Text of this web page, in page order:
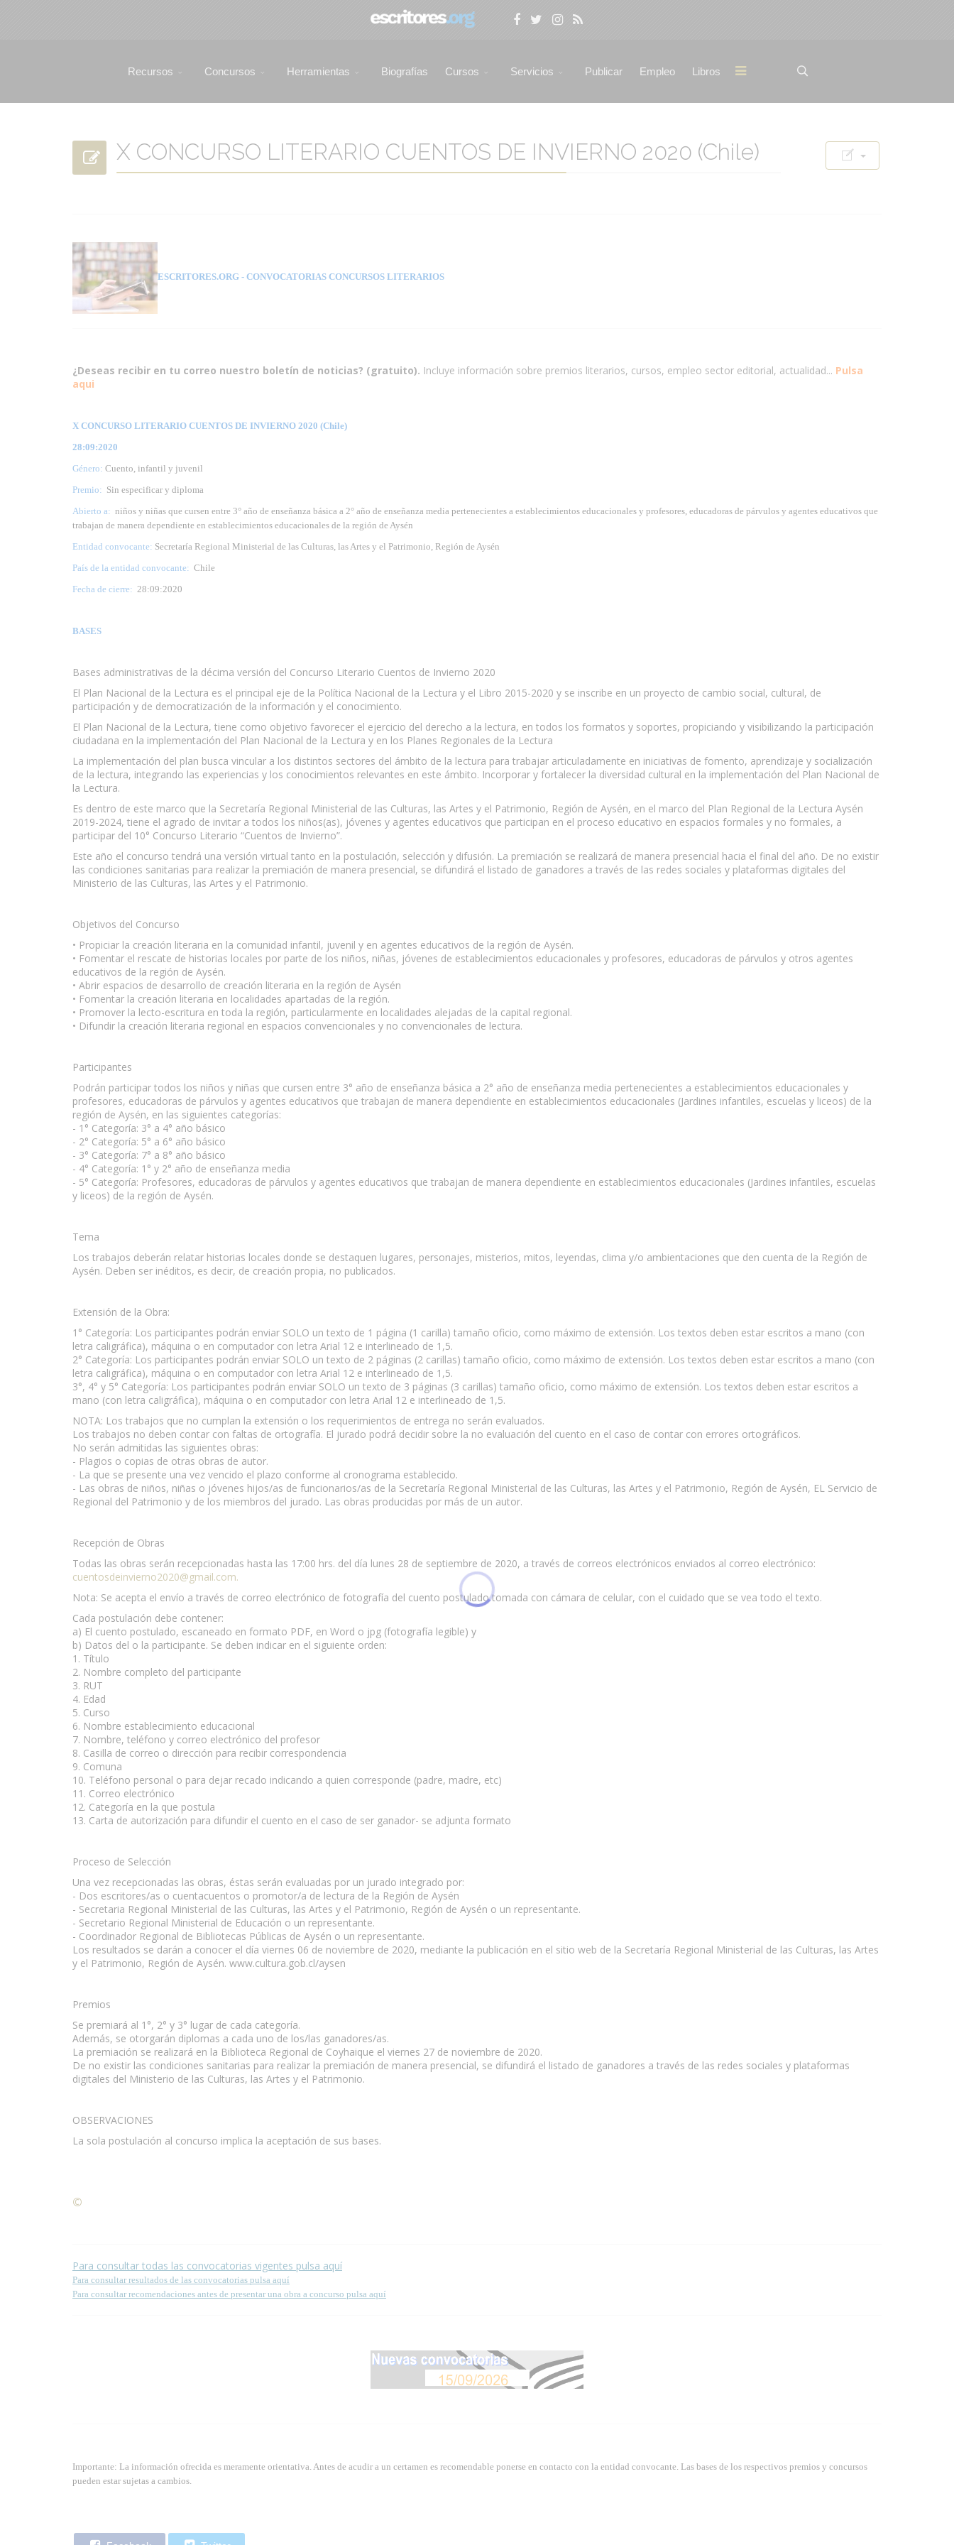
Recursos Concursos Herramientas Biografías Cursos Servicios Publicar Empleo Libros
X CONCURSO LITERARIO CUENTOS DE INVIERNO 2020 (Chile)
ESCRITORES.ORG - CONVOCATORIAS CONCURSOS LITERARIOS
¿Deseas recibir en tu correo nuestro boletín de noticias? (gratuito). Incluye información sobre premios literarios, cursos, empleo sector editorial, actualidad... Pulsa
aqui
X CONCURSO LITERARIO CUENTOS DE INVIERNO 2020 (Chile)
28:09:2020
Género: Cuento, infantil y juvenil
Premio: Sin especificar y diploma
Abierto a: niños y niñas que cursen entre 3° año de enseñanza básica a 2° año de enseñanza media pertenecientes a establecimientos educacionales y profesores, educadoras de párvulos y agentes educativos que
trabajan de manera dependiente en establecimientos educacionales de la región de Aysén
Entidad convocante: Secretaría Regional Ministerial de las Culturas, las Artes y el Patrimonio, Región de Aysén
País de la entidad convocante: Chile
Fecha de cierre: 28:09:2020
BASES
Bases administrativas de la décima versión del Concurso Literario Cuentos de Invierno 2020
El Plan Nacional de la Lectura es el principal eje de la Política Nacional de la Lectura y el Libro 2015-2020 y se inscribe en un proyecto de cambio social, cultural, de
participación y de democratización de la información y el conocimiento.
El Plan Nacional de la Lectura, tiene como objetivo favorecer el ejercicio del derecho a la lectura, en todos los formatos y soportes, propiciando y visibilizando la participación
ciudadana en la implementación del Plan Nacional de la Lectura y en los Planes Regionales de la Lectura
La implementación del plan busca vincular a los distintos sectores del ámbito de la lectura para trabajar articuladamente en iniciativas de fomento, aprendizaje y socialización
de la lectura, integrando las experiencias y los conocimientos relevantes en este ámbito. Incorporar y fortalecer la diversidad cultural en la implementación del Plan Nacional de
la Lectura.
Es dentro de este marco que la Secretaría Regional Ministerial de las Culturas, las Artes y el Patrimonio, Región de Aysén, en el marco del Plan Regional de la Lectura Aysén
2019-2024, tiene el agrado de invitar a todos los niños(as), jóvenes y agentes educativos que participan en el proceso educativo en espacios formales y no formales, a
participar del 10° Concurso Literario “Cuentos de Invierno”.
Este año el concurso tendrá una versión virtual tanto en la postulación, selección y difusión. La premiación se realizará de manera presencial hacia el final del año. De no existir
las condiciones sanitarias para realizar la premiación de manera presencial, se difundirá el listado de ganadores a través de las redes sociales y plataformas digitales del
Ministerio de las Culturas, las Artes y el Patrimonio.
Objetivos del Concurso
• Propiciar la creación literaria en la comunidad infantil, juvenil y en agentes educativos de la región de Aysén.
• Fomentar el rescate de historias locales por parte de los niños, niñas, jóvenes de establecimientos educacionales y profesores, educadoras de párvulos y otros agentes
educativos de la región de Aysén.
• Abrir espacios de desarrollo de creación literaria en la región de Aysén
• Fomentar la creación literaria en localidades apartadas de la región.
• Promover la lecto-escritura en toda la región, particularmente en localidades alejadas de la capital regional.
• Difundir la creación literaria regional en espacios convencionales y no convencionales de lectura.
Participantes
Podrán participar todos los niños y niñas que cursen entre 3° año de enseñanza básica a 2° año de enseñanza media pertenecientes a establecimientos educacionales y
profesores, educadoras de párvulos y agentes educativos que trabajan de manera dependiente en establecimientos educacionales (Jardines infantiles, escuelas y liceos) de la
región de Aysén, en las siguientes categorías:
- 1° Categoría: 3° a 4° año básico
- 2° Categoría: 5° a 6° año básico
- 3° Categoría: 7° a 8° año básico
- 4° Categoría: 1° y 2° año de enseñanza media
- 5° Categoría: Profesores, educadoras de párvulos y agentes educativos que trabajan de manera dependiente en establecimientos educacionales (Jardines infantiles, escuelas
y liceos) de la región de Aysén.
Tema
Los trabajos deberán relatar historias locales donde se destaquen lugares, personajes, misterios, mitos, leyendas, clima y/o ambientaciones que den cuenta de la Región de
Aysén. Deben ser inéditos, es decir, de creación propia, no publicados.
Extensión de la Obra:
1° Categoría: Los participantes podrán enviar SOLO un texto de 1 página (1 carilla) tamaño oficio, como máximo de extensión. Los textos deben estar escritos a mano (con
letra caligráfica), máquina o en computador con letra Arial 12 e interlineado de 1,5.
2° Categoría: Los participantes podrán enviar SOLO un texto de 2 páginas (2 carillas) tamaño oficio, como máximo de extensión. Los textos deben estar escritos a mano (con
letra caligráfica), máquina o en computador con letra Arial 12 e interlineado de 1,5.
3°, 4° y 5° Categoría: Los participantes podrán enviar SOLO un texto de 3 páginas (3 carillas) tamaño oficio, como máximo de extensión. Los textos deben estar escritos a
mano (con letra caligráfica), máquina o en computador con letra Arial 12 e interlineado de 1,5.
NOTA: Los trabajos que no cumplan la extensión o los requerimientos de entrega no serán evaluados.
Los trabajos no deben contar con faltas de ortografía. El jurado podrá decidir sobre la no evaluación del cuento en el caso de contar con errores ortográficos.
No serán admitidas las siguientes obras:
- Plagios o copias de otras obras de autor.
- La que se presente una vez vencido el plazo conforme al cronograma establecido.
- Las obras de niños, niñas o jóvenes hijos/as de funcionarios/as de la Secretaría Regional Ministerial de las Culturas, las Artes y el Patrimonio, Región de Aysén, EL Servicio de
Regional del Patrimonio y de los miembros del jurado. Las obras producidas por más de un autor.
Recepción de Obras
Todas las obras serán recepcionadas hasta las 17:00 hrs. del día lunes 28 de septiembre de 2020, a través de correos electrónicos enviados al correo electrónico:
cuentosdeinvierno2020@gmail.com.
Nota: Se acepta el envío a través de correo electrónico de fotografía del cuento postulado tomada con cámara de celular, con el cuidado que se vea todo el texto.
Cada postulación debe contener:
a) El cuento postulado, escaneado en formato PDF, en Word o jpg (fotografía legible) y
b) Datos del o la participante. Se deben indicar en el siguiente orden:
1. Título
2. Nombre completo del participante
3. RUT
4. Edad
5. Curso
6. Nombre establecimiento educacional
7. Nombre, teléfono y correo electrónico del profesor
8. Casilla de correo o dirección para recibir correspondencia
9. Comuna
10. Teléfono personal o para dejar recado indicando a quien corresponde (padre, madre, etc)
11. Correo electrónico
12. Categoría en la que postula
13. Carta de autorización para difundir el cuento en el caso de ser ganador- se adjunta formato
Proceso de Selección
Una vez recepcionadas las obras, éstas serán evaluadas por un jurado integrado por:
- Dos escritores/as o cuentacuentos o promotor/a de lectura de la Región de Aysén
- Secretaria Regional Ministerial de las Culturas, las Artes y el Patrimonio, Región de Aysén o un representante.
- Secretario Regional Ministerial de Educación o un representante.
- Coordinador Regional de Bibliotecas Públicas de Aysén o un representante.
Los resultados se darán a conocer el día viernes 06 de noviembre de 2020, mediante la publicación en el sitio web de la Secretaría Regional Ministerial de las Culturas, las Artes
y el Patrimonio, Región de Aysén. www.cultura.gob.cl/aysen
Premios
Se premiará al 1°, 2° y 3° lugar de cada categoría.
Además, se otorgarán diplomas a cada uno de los/las ganadores/as.
La premiación se realizará en la Biblioteca Regional de Coyhaique el viernes 27 de noviembre de 2020.
De no existir las condiciones sanitarias para realizar la premiación de manera presencial, se difundirá el listado de ganadores a través de las redes sociales y plataformas
digitales del Ministerio de las Culturas, las Artes y el Patrimonio.
OBSERVACIONES
La sola postulación al concurso implica la aceptación de sus bases.
©
Para consultar todas las convocatorias vigentes pulsa aquí
Para consultar resultados de las convocatorias pulsa aquí
Para consultar recomendaciones antes de presentar una obra a concurso pulsa aquí
Importante: La información ofrecida es meramente orientativa. Antes de acudir a un certamen es recomendable ponerse en contacto con la entidad convocante. Las bases de los respectivos premios y concursos
pueden estar sujetas a cambios.